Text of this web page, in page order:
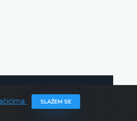
SLAŽEM SE
BiHSva prava zadržana.